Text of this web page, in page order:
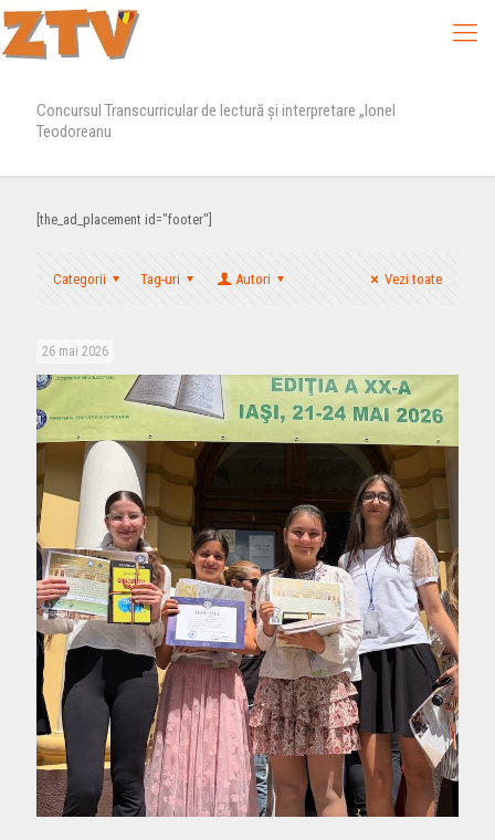
Concursul Transcurricular de lectură și interpretare „Ionel
Teodoreanu
[the_ad_placement id="footer"]
Categorii Tag-uri Autori Vezi toate
26 mai 2026